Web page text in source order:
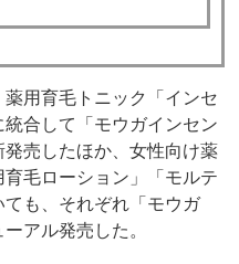
用育毛トニック「インセ
合して「モウガインセン
発売したほか、女性向け薬
毛ローション」「モルテ
も、それぞれ「モウガ
アル発売した。